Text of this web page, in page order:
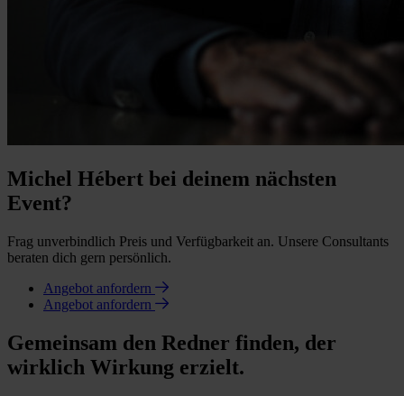
Michel Hébert bei deinem nächsten
Event?
Frag unverbindlich Preis und Verfügbarkeit an. Unsere Consultants
beraten dich gern persönlich.
Angebot anfordern
Angebot anfordern
Gemeinsam den Redner finden, der
wirklich Wirkung erzielt.